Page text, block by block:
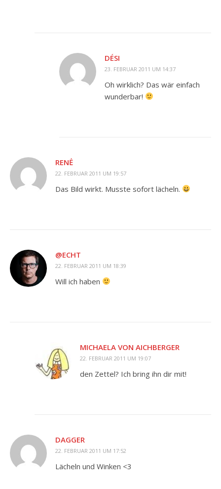
DÉSI
23. FEBRUAR 2011 UM 14:37
Oh wirklich? Das wär einfach
wunderbar!
RENĖ
22. FEBRUAR 2011 UM 19:57
Das Bild wirkt. Musste sofort lächeln.
@ECHT
22. FEBRUAR 2011 UM 18:39
Will ich haben
MICHAELA VON AICHBERGER
22. FEBRUAR 2011 UM 19:07
den Zettel? Ich bring ihn dir mit!
DAGGER
22. FEBRUAR 2011 UM 17:52
Lächeln und Winken <3